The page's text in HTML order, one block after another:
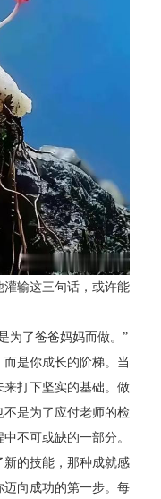
输这三句话，或许能
为了爸爸妈妈而做。”
是你成长的阶梯。当
打下坚实的基础。做
是为了应付老师的检
不可或缺的一部分。
的技能，那种成就感
向成功的第一步。每